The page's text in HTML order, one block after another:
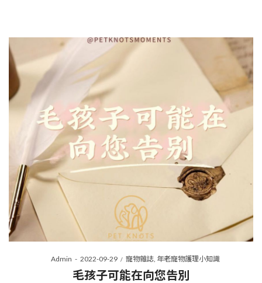
ByAdmin
Posted
on
2022-09-29
Posted
in
寵物雜誌 年老寵物護理小知識
毛孩子可能在向您告別